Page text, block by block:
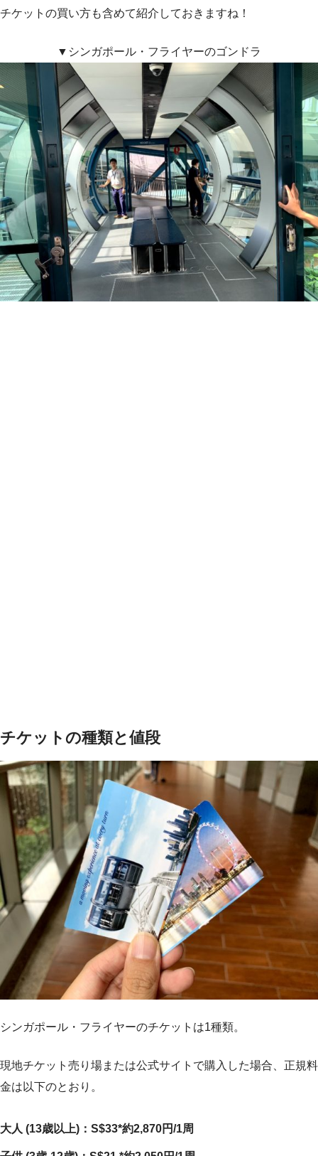
チケットの買い方も含めて紹介しておきますね！
▼シンガポール・フライヤーのゴンドラ
チケットの種類と値段
シンガポール・フライヤーのチケットは1種類。
現地チケット売り場または公式サイトで購入した場合、正規料
金は以下のとおり。
大人 (13歳以上)：S$33*約2,870円/1周